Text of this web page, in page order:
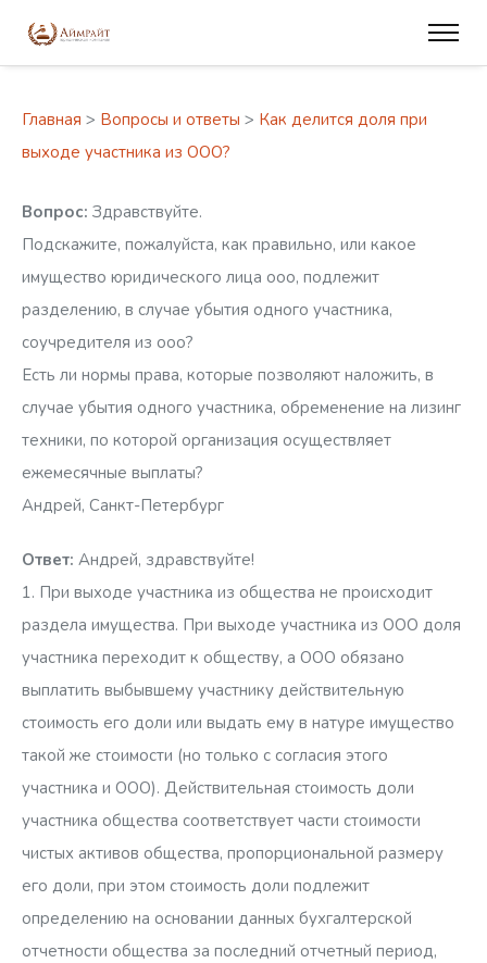
Главная > Вопросы и ответы > Как делится доля при
выходе участника из ООО?
Вопрос: Здравствуйте.
Подскажите, пожалуйста, как правильно, или какое
имущество юридического лица ооо, подлежит
разделению, в случае убытия одного участника,
соучредителя из ооо?
Есть ли нормы права, которые позволяют наложить, в
случае убытия одного участника, обременение на лизинг
техники, по которой организация осуществляет
ежемесячные выплаты?
Андрей, Санкт-Петербург
Ответ: Андрей, здравствуйте!
1. При выходе участника из общества не происходит
раздела имущества. При выходе участника из ООО доля
участника переходит к обществу, а ООО обязано
выплатить выбывшему участнику действительную
стоимость его доли или выдать ему в натуре имущество
такой же стоимости (но только с согласия этого
участника и ООО). Действительная стоимость доли
участника общества соответствует части стоимости
чистых активов общества, пропорциональной размеру
его доли, при этом стоимость доли подлежит
определению на основании данных бухгалтерской
отчетности общества за последний отчетный период,